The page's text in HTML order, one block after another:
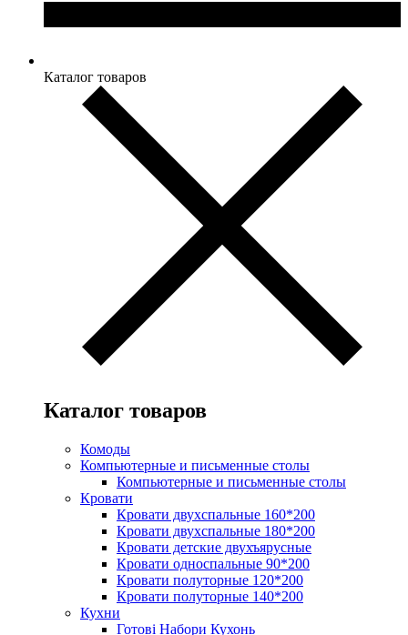
Каталог товаров
Каталог товаров
Комоды
Компьютерные и письменные столы
Компьютерные и письменные столы
Кровати
Кровати двухспальные 160*200
Кровати двухспальные 180*200
Кровати детские двухъярусные
Кровати односпальные 90*200
Кровати полуторные 120*200
Кровати полуторные 140*200
Кухни
Готові Набори Кухонь